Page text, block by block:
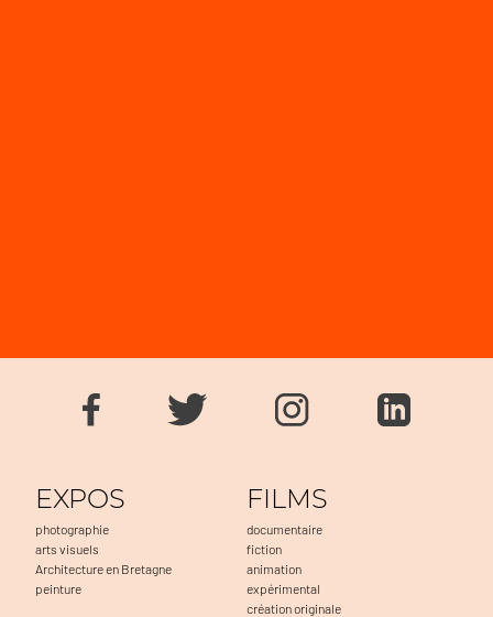
EXPOS
photographie
arts visuels
Architecture en Bretagne
peinture
FILMS
documentaire
fiction
animation
expérimental
création originale